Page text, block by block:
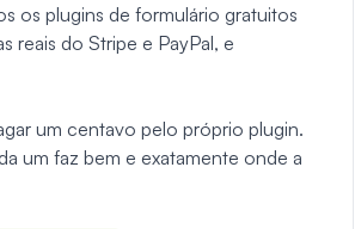
os plugins de formulário gratuitos
reais do Stripe e PayPal, e
um centavo pelo próprio plugin.
um faz bem e exatamente onde a